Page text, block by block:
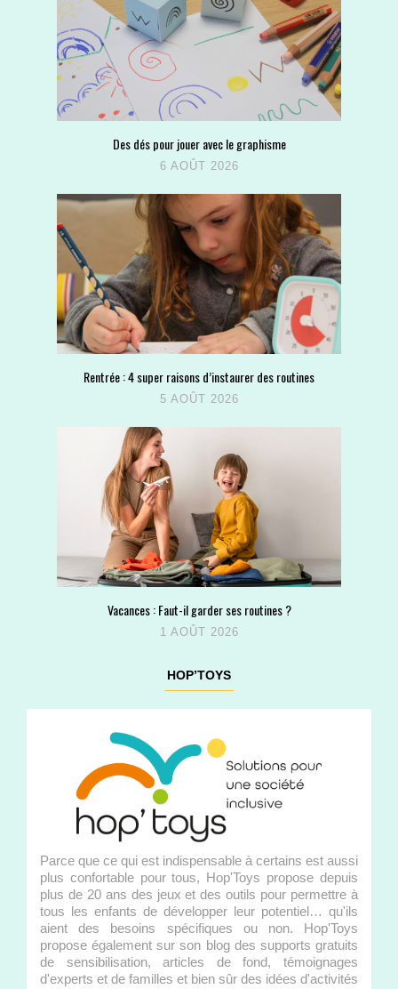
Des dés pour jouer avec le graphisme
6 AOÛT 2026
Rentrée : 4 super raisons d’instaurer des routines
5 AOÛT 2026
Vacances : Faut-il garder ses routines ?
1 AOÛT 2026
HOP’TOYS
Parce que ce qui est indispensable à certains est aussi
plus confortable pour tous, Hop'Toys propose depuis
plus de 20 ans des jeux et des outils pour permettre à
tous les enfants de développer leur potentiel… qu'ils
aient des besoins spécifiques ou non. Hop'Toys
propose également sur son blog des supports gratuits
de sensibilisation, articles de fond, témoignages
d'experts et de familles et bien sûr des idées d'activités